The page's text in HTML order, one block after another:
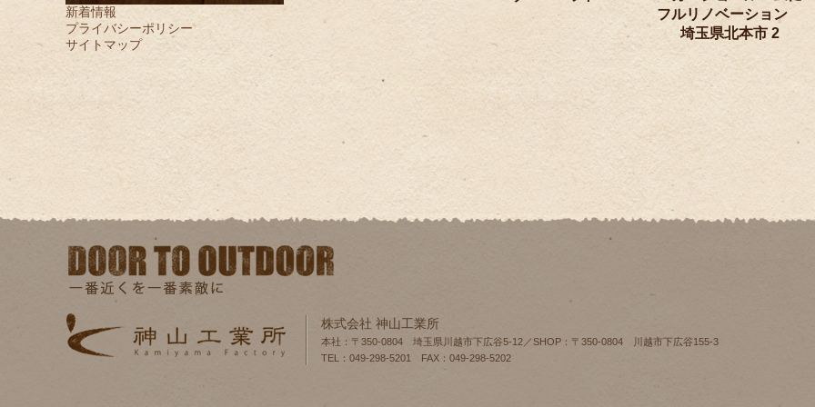
フルリノベーション
埼玉県北本市 2
新着情報
プライバシーポリシー
サイトマップ
株式会社 神山工業所
本社：〒350-0804 埼玉県川越市下広谷5-12／SHOP：〒350-0804 川越市下広谷155‐3
TEL：049-298-5201 FAX：049-298-5202